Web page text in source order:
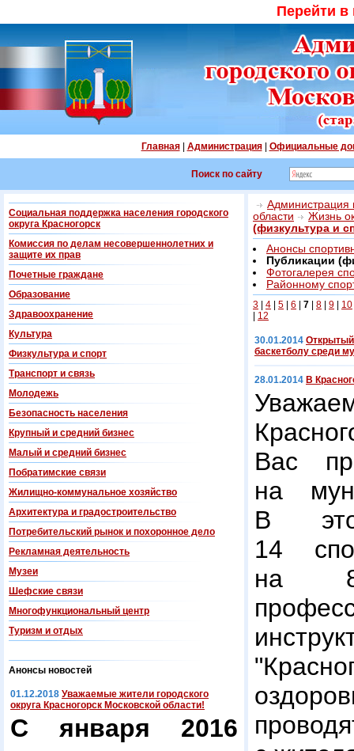
Перейти
Главная| Администрация| Официальные
Поиск по сайту
Социальная поддержка населения городского
округа Красногорск
Комиссия по делам несовершеннолетних и
защите их прав
Почетные граждане
Образование
Здравоохранение
Культура
Физкультура и спорт
Транспорт и связь
Молодежь
Безопасность населения
Крупный и средний бизнес
Малый и средний бизнес
Побратимские связи
Жилищно-коммунальное хозяйство
Архитектура и градостроительство
Потребительский рынок и похоронное дело
Рекламная деятельность
Музеи
Шефские связи
Многофункциональный центр
Туризм и отдых
Анонсы новостей
01.12.2018 Уважаемые жители городского
округа Красногорск Московской области!
С января 2016
Администрация
области
Жизнь
(физкультура и
Анонсы
Публикации
Фотогалерея
Районному
3 4 5 6 7 8 9 10
12
30.01.2014 Открытый
баскетболу среди
28.01.2014 В
Вас
на
В
14
на